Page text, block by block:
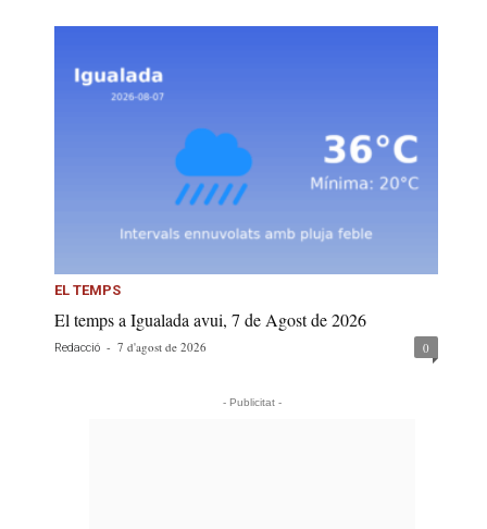
EL TEMPS
El temps a Igualada avui, 7 de Agost de 2026
Redacció - 7 d'agost de 2026 0
- Publicitat -